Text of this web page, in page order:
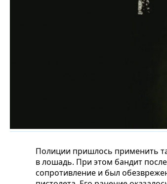
Полиции пришлось применить
в лошадь. При этом бандит
сопротивление и был